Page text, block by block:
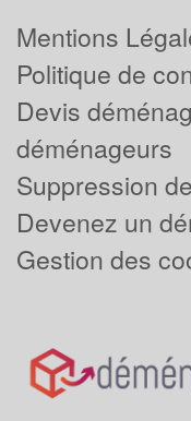
Mentions
Politique de
Devis
déménageurs
Suppression
Devenez un
Gestion des